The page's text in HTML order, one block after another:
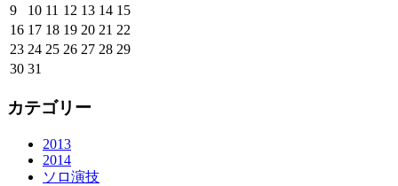
9
10 11 12 13 14 15
16 17 18 19 20 21 22
23 24 25 26 27 28 29
30 31
カテゴリー
2013
2014
ソロ演技